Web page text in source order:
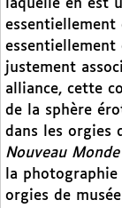
laquelle en est
essentiellement
essentiellement
justement
alliance, cette
de la sphère
dans les orgies
Nouveau
la photographie
orgies de